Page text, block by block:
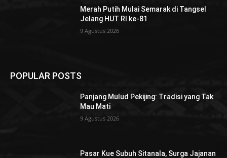
Merah Putih Mulai Semarak di Tangsel
Jelang HUT RI ke-81
9 Agustus 2026
POPULAR POSTS
Panjang Mulud Pekijing: Tradisi yang Tak
Mau Mati
9 Agustus 2026
Pasar Kue Subuh Sitanala, Surga Jajanan